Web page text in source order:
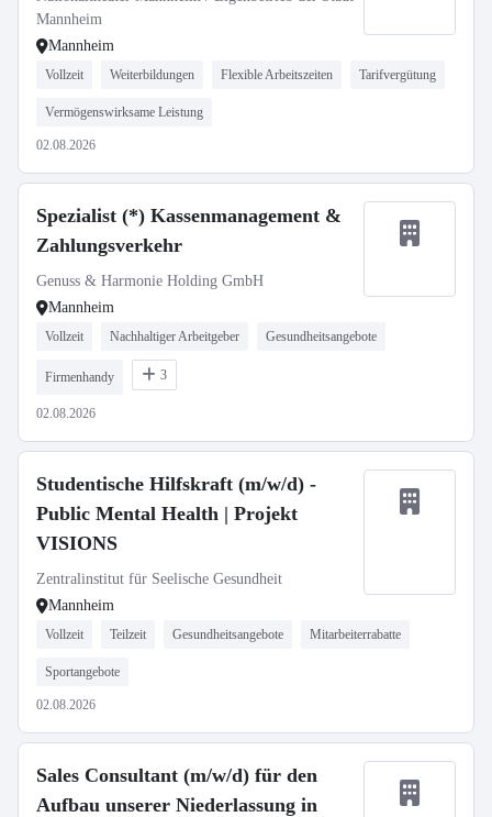
Mannheim
Mannheim
Vollzeit Weiterbildungen Flexible Arbeitszeiten Tarifvergütung
Vermögenswirksame Leistung
02.08.2026
Spezialist (*) Kassenmanagement &
Zahlungsverkehr
Genuss & Harmonie Holding GmbH
Mannheim
Vollzeit Nachhaltiger Arbeitgeber Gesundheitsangebote
Firmenhandy 3
02.08.2026
Studentische Hilfskraft (m/w/d) -
Public Mental Health | Projekt
VISIONS
Zentralinstitut für Seelische Gesundheit
Mannheim
Vollzeit Teilzeit Gesundheitsangebote Mitarbeiterrabatte
Sportangebote
02.08.2026
Sales Consultant (m/w/d) für den
Aufbau unserer Niederlassung in